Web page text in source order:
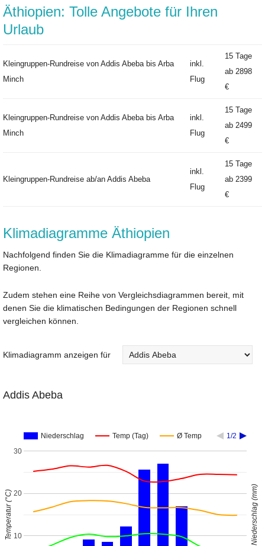
Äthiopien: Tolle Angebote für Ihren
Urlaub
Kleingruppen-Rundreise von Addis Abeba bis Arba
Minch
inkl.
Flug
15 Tage
ab 2898
€
Kleingruppen-Rundreise von Addis Abeba bis Arba
Minch
inkl.
Flug
15 Tage
ab 2499
€
Kleingruppen-Rundreise ab/an Addis Abeba
inkl.
Flug
15 Tage
ab 2399
€
Klimadiagramme Äthiopien
Nachfolgend finden Sie die Klimadiagramme für die einzelnen
Regionen.
Zudem stehen eine Reihe von Vergleichsdiagrammen bereit, mit
denen Sie die klimatischen Bedingungen der Regionen schnell
vergleichen können.
Klimadiagramm anzeigen für
Addis Abeba
Niederschlag Temp (Tag) Ø Temp 1/2
10
20
30
Temperatur (°C) Niederschlag (mm)